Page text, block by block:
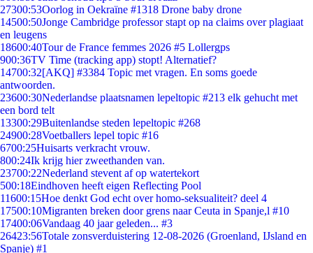
27300:53Oorlog in Oekraïne #1318 Drone baby drone
14500:50Jonge Cambridge professor stapt op na claims over plagiaat
en leugens
18600:40Tour de France femmes 2026 #5 Lollergps
900:36TV Time (tracking app) stopt! Alternatief?
14700:32[AKQ] #3384 Topic met vragen. En soms goede
antwoorden.
23600:30Nederlandse plaatsnamen lepeltopic #213 elk gehucht met
een bord telt
13300:29Buitenlandse steden lepeltopic #268
24900:28Voetballers lepel topic #16
6700:25Huisarts verkracht vrouw.
800:24Ik krijg hier zweethanden van.
23700:22Nederland stevent af op watertekort
500:18Eindhoven heeft eigen Reflecting Pool
11600:15Hoe denkt God echt over homo-seksualiteit? deel 4
17500:10Migranten breken door grens naar Ceuta in Spanje,l #10
17400:06Vandaag 40 jaar geleden... #3
26423:56Totale zonsverduistering 12-08-2026 (Groenland, IJsland en
Spanje) #1